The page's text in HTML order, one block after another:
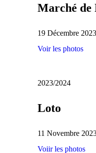
Marché de
19 Décembre 2023
Voir les photos
2023/2024
Loto
11 Novembre
Voiir les photos